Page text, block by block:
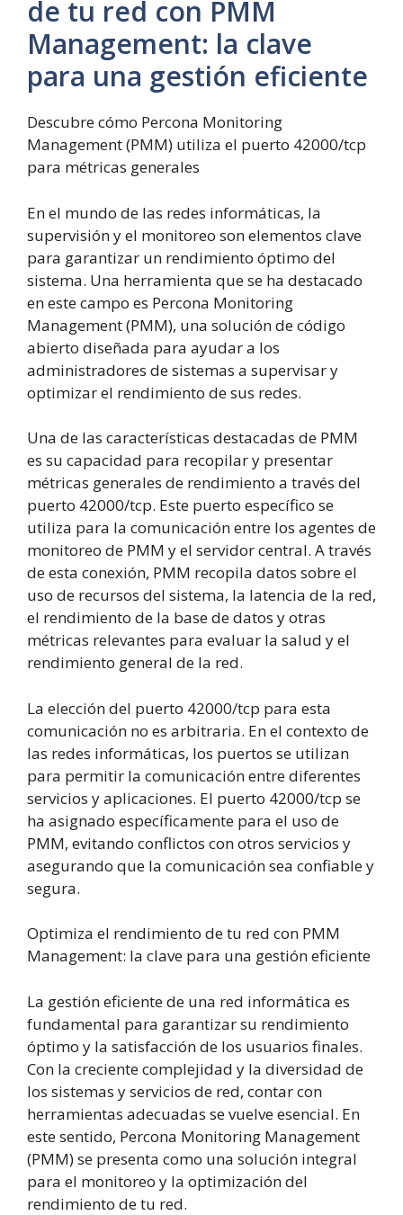
de tu red con PMM
Management: la clave
para una gestión eficiente
Descubre cómo Percona Monitoring
Management (PMM) utiliza el puerto 42000/tcp
para métricas generales
En el mundo de las redes informáticas, la
supervisión y el monitoreo son elementos clave
para garantizar un rendimiento óptimo del
sistema. Una herramienta que se ha destacado
en este campo es Percona Monitoring
Management (PMM), una solución de código
abierto diseñada para ayudar a los
administradores de sistemas a supervisar y
optimizar el rendimiento de sus redes.
Una de las características destacadas de PMM
es su capacidad para recopilar y presentar
métricas generales de rendimiento a través del
puerto 42000/tcp. Este puerto específico se
utiliza para la comunicación entre los agentes de
monitoreo de PMM y el servidor central. A través
de esta conexión, PMM recopila datos sobre el
uso de recursos del sistema, la latencia de la red,
el rendimiento de la base de datos y otras
métricas relevantes para evaluar la salud y el
rendimiento general de la red.
La elección del puerto 42000/tcp para esta
comunicación no es arbitraria. En el contexto de
las redes informáticas, los puertos se utilizan
para permitir la comunicación entre diferentes
servicios y aplicaciones. El puerto 42000/tcp se
ha asignado específicamente para el uso de
PMM, evitando conflictos con otros servicios y
asegurando que la comunicación sea confiable y
segura.
Optimiza el rendimiento de tu red con PMM
Management: la clave para una gestión eficiente
La gestión eficiente de una red informática es
fundamental para garantizar su rendimiento
óptimo y la satisfacción de los usuarios finales.
Con la creciente complejidad y la diversidad de
los sistemas y servicios de red, contar con
herramientas adecuadas se vuelve esencial. En
este sentido, Percona Monitoring Management
(PMM) se presenta como una solución integral
para el monitoreo y la optimización del
rendimiento de tu red.